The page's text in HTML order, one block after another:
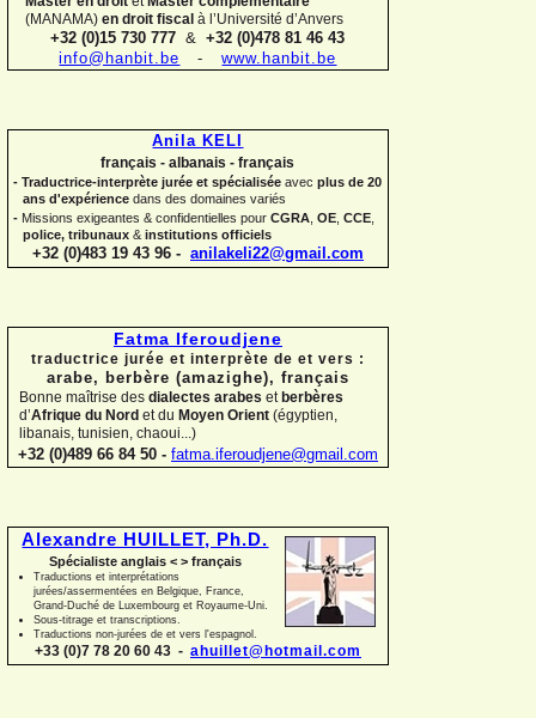
(MANAMA) en droit fiscal à l’Université d’Anvers
+32 (0)15 730 777 &+32 (0)478 81 46 43
info@hanbit.be - www.hanbit.be
Anila KELI
français - albanais - français
- Traductrice-interprète jurée et spécialisée avec plus de 20
ans d'expérience dans des domaines variés
- Missions exigeantes & confidentielles pour CGRA OE CCE
police, tribunaux & institutions officiels
+32 (0)483 19 43 96 - anilakeli22@gmail.com
Fatma Iferoudjene
traductrice jurée et interprète de et vers :
arabe, berbère (amazighe), français
Bonne maîtrise des dialectes arabes et berbères
d’Afrique du Nord et du Moyen Orient (égyptien,
libanais, tunisien, chaoui...)
+32 (0)489 66 84 50 - fatma.iferoudjene@gmail.com
Alexandre HUILLET, Ph.D.
Spécialiste anglais < > français
Traductions et interprétations
jurées/assermentées en Belgique, France,
Grand-Duché de Luxembourg et Royaume-Uni.
Sous-titrage et transcriptions.
Traductions non-jurées de et vers l'espagnol.
+33 (0)7 78 20 60 43 - ahuillet@hotmail.com